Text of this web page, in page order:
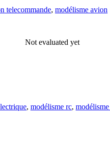
telecommande, modélisme avion
Not evaluated yet
, modélisme rc,